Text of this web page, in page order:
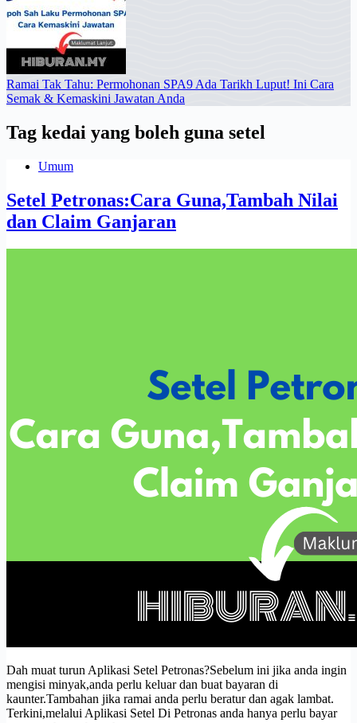
Ramai Tak Tahu: Permohonan SPA9 Ada Tarikh Luput! Ini Cara
Semak & Kemaskini Jawatan Anda
Tag kedai yang boleh guna setel
Umum
Setel Petronas:Cara Guna,Tambah Nilai
dan Claim Ganjaran
Dah muat turun Aplikasi Setel Petronas?Sebelum ini jika anda ingin
mengisi minyak,anda perlu keluar dan buat bayaran di
kaunter.Tambahan jika ramai anda perlu beratur dan agak lambat.
Terkini,melalui Aplikasi Setel Di Petronas anda hanya perlu bayar